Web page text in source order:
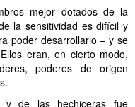
mejor dotados de la
la sensitividad es difícil y
poder desarrollarlo – y se
eran, en cierto modo,
poderes de origen
y de las hechiceras fue